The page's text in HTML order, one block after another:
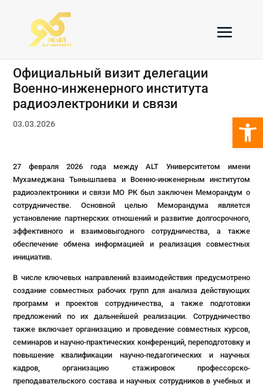
Официальный визит делегации
Военно-инженерного института
радиоэлектроники и связи
03.03.2026
27 февраля 2026 года между ALT Университетом имени
Мухамеджана Тынышпаева и Военно-инженерным институтом
радиоэлектроники и связи МО РК был заключен Меморандум о
сотрудничестве. Основной целью Меморандума является
установление партнерских отношений и развитие долгосрочного,
эффективного и взаимовыгодного сотрудничества, а также
обеспечение обмена информацией и реализация совместных
инициатив.
В числе ключевых направлений взаимодействия предусмотрено
создание совместных рабочих групп для анализа действующих
программ и проектов сотрудничества, а также подготовки
предложений по их дальнейшей реализации. Сотрудничество
также включает организацию и проведение совместных курсов,
семинаров и научно-практических конференций, переподготовку и
повышение квалификации научно-педагогических и научных
кадров, организацию стажировок профессорско-
преподавательского состава и научных сотрудников в учебных и